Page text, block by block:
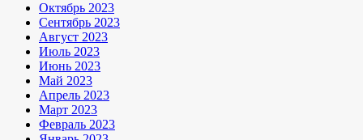
Октябрь 2023
Сентябрь 2023
Август 2023
Июль 2023
Июнь 2023
Май 2023
Апрель 2023
Март 2023
Февраль 2023